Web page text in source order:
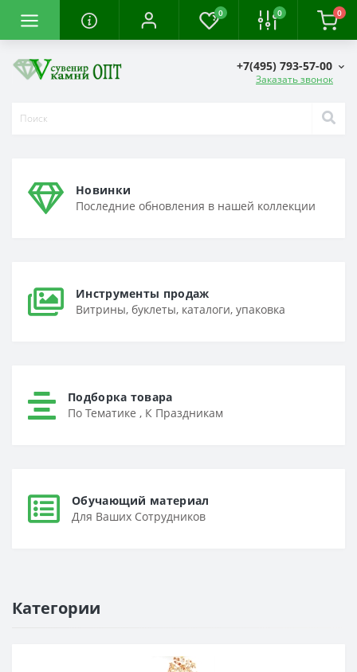
0 0 0
+7(495) 793-57-00
Заказать звонок
Новинки
Последние обновления в нашей коллекции
Инструменты продаж
Витрины, буклеты, каталоги, упаковка
Подборка товара
По Тематике , К Праздникам
Обучающий материал
Для Ваших Сотрудников
Категории